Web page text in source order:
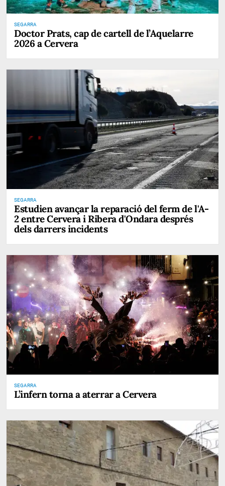
SEGARRA
Doctor Prats, cap de cartell de l’Aquelarre
2026 a Cervera
SEGARRA
Estudien avançar la reparació del ferm de l'A-
2 entre Cervera i Ribera d'Ondara després
dels darrers incidents
SEGARRA
L’infern torna a aterrar a Cervera